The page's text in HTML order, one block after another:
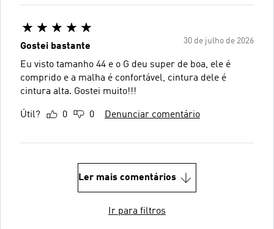
30 de julho de 2026
Gostei bastante
Eu visto tamanho 44 e o G deu super de boa, ele é
comprido e a malha é confortável, cintura dele é
cintura alta. Gostei muito!!!
Útil? 0 0 Denunciar comentário
Ler mais comentários
Ir para filtros